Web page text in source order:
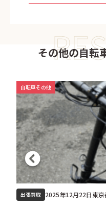
その他の自転
出張買取 2025年12月22日東
自転車その他